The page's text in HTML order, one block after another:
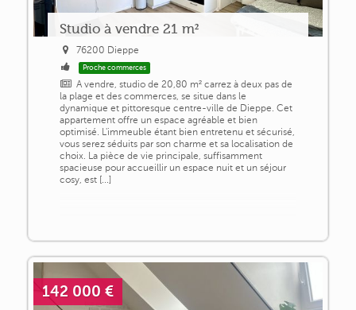
Studio à vendre 21 m²
76200 Dieppe
Proche commerces
A vendre, studio de 20,80 m² carrez à deux pas de
la plage et des commerces, se situe dans le
dynamique et pittoresque centre-ville de Dieppe. Cet
appartement offre un espace agréable et bien
optimisé. L'immeuble étant bien entretenu et sécurisé,
vous serez séduits par son charme et sa localisation de
choix. La pièce de vie principale, suffisamment
spacieuse pour accueillir un espace nuit et un séjour
cosy, est [...]
142 000 €